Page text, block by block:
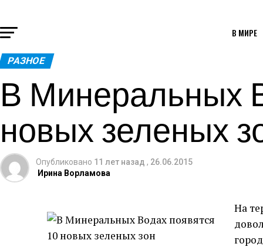
В МИРЕ
РАЗНОЕ
В Минеральных
новых зеленых
Опубликовано 11 лет назад , 26.06.2015
Ирина Ворламова
На